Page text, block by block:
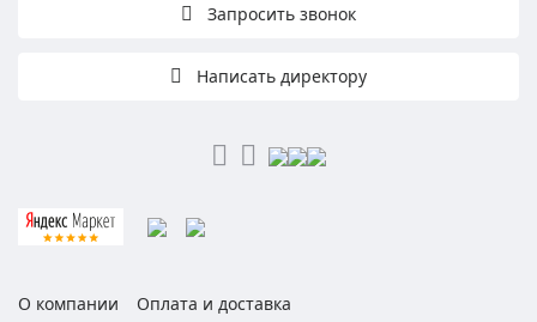
Запросить звонок
Написать директору
О компании
Оплата и доставка